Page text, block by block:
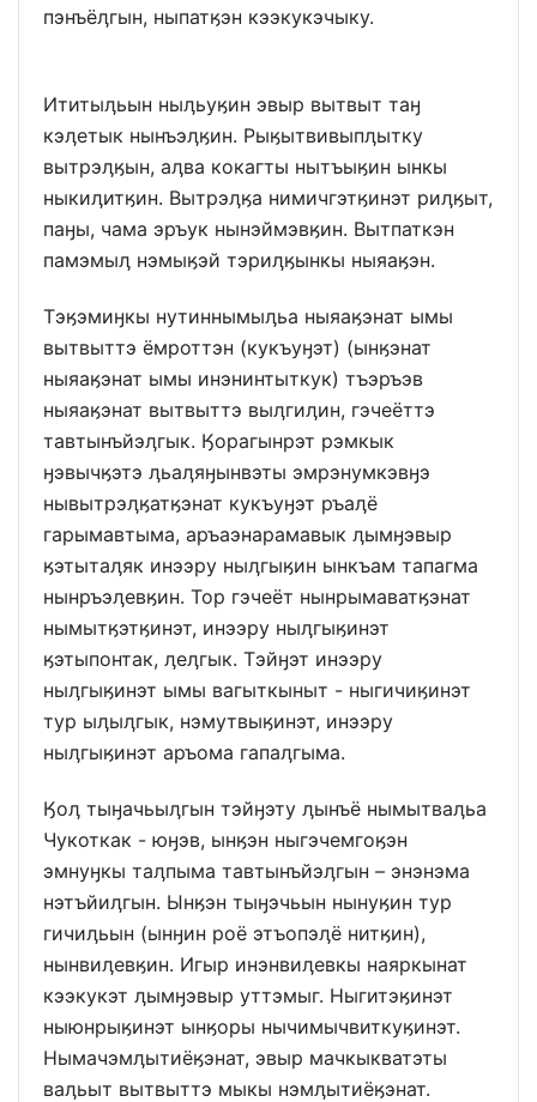
пэнъёӆгын, ныпатӄэн кээкукэчыку.
Ититыӆьын ныӆьуӄин эвыр вытвыт таӈ
кэӆетык нынъэӆӄин. Рыӄытвивыпӆытку
вытрэӆӄын, аӆва кокагты нытъыӄин ынкы
ныкиӆитӄин. Вытрэӆӄа нимичгэтӄинэт риӆӄыт,
паӈы, чама эръук нынэймэвӄин. Вытпаткэн
памэмыӆ нэмыӄэй тэриӆӄынкы ныяаӄэн.
Тэӄэмиӈкы нутиннымыӆьа ныяаӄэнат ымы
вытвыттэ ёмроттэн (кукъуӈэт) (ынӄэнат
ныяаӄэнат ымы инэнинтыткук) тъэръэв
ныяаӄэнат вытвыттэ выӆгиӆин, гэчеёттэ
тавтынъйэӆгык. Ӄорагынрэт рэмкык
ӈэвычӄэтэ ӆьаӆяӈынвэты эмрэнумкэвӈэ
нывытрэӆӄатӄэнат кукъуӈэт ръаӆё
гарымавтыма, аръаэнарамавык ӆымӈэвыр
ӄэтытаӆяк инээру ныӆгыӄин ынкъам тапагма
нынръэӆевӄин. Тор гэчеёт нынрымаватӄэнат
нымытӄэтӄинэт, инээру ныӆгыӄинэт
ӄэтыпонтак, ӆеӆгык. Тэйӈэт инээру
ныӆгыӄинэт ымы вагыткыныт - ныгичиӄинэт
тур ыӆыӆгык, нэмутвыӄинэт, инээру
ныӆгыӄинэт аръома гапаӆгыма.
Ӄоӆ тыӈачьыӆгын тэйӈэту ӆынъё нымытваӆьа
Чукоткак - юӈэв, ынӄэн ныгэчемгоӄэн
эмнуӈкы таӆпыма тавтынъйэӆгын – энэнэма
нэтъйиӆгын. Ынӄэн тыӈэчьын нынуӄин тур
гичиӆьын (ынӈин роё этъопэӆё нитӄин),
нынвиӆевӄин. Игыр инэнвиӆевкы наяркынат
кээкукэт ӆымӈэвыр уттэмыг. Ныгитэӄинэт
ныюнрыӄинэт ынӄоры нычимычвиткуӄинэт.
Нымачэмӆытиёӄэнат, эвыр мачкыкватэты
ваӆьыт вытвыттэ мыкы нэмӆытиёӄэнат.